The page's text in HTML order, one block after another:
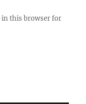
in this browser for